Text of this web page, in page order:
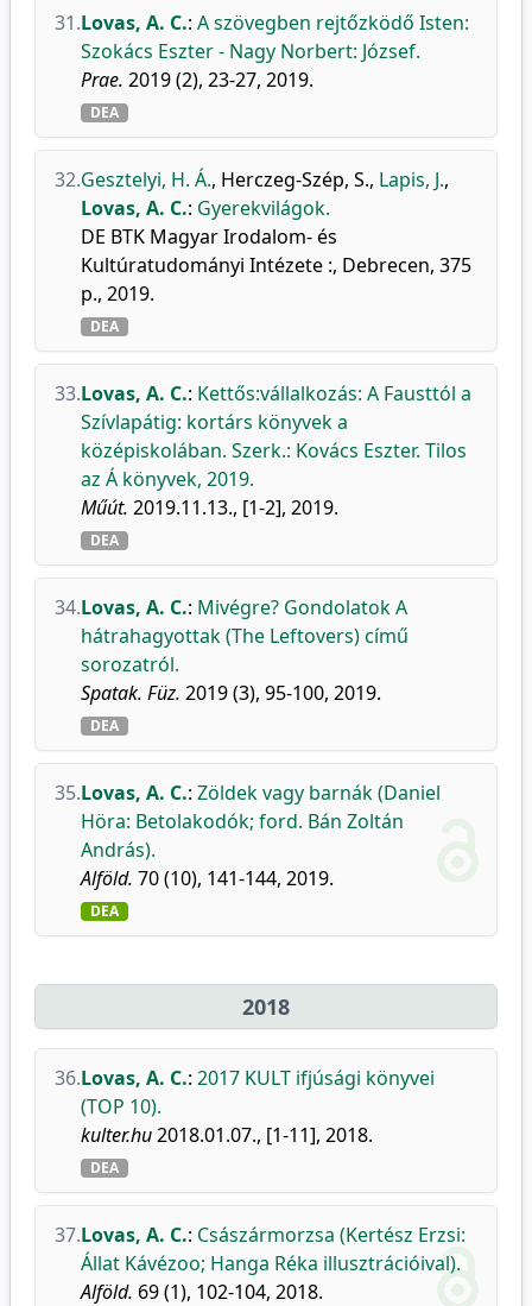
31.Lovas, A. C.: A szövegben rejtőzködő Isten:
Szokács Eszter - Nagy Norbert: József.
Prae. 2019 (2), 23-27, 2019.
DEA
32.Gesztelyi, H. Á., Herczeg-Szép, S., Lapis, J.,
Lovas, A. C.: Gyerekvilágok.
DE BTK Magyar Irodalom- és
Kultúratudományi Intézete :, Debrecen, 375
p., 2019.
DEA
33.Lovas, A. C.: Kettős:vállalkozás: A Fausttól a
Szívlapátig: kortárs könyvek a
középiskolában. Szerk.: Kovács Eszter. Tilos
az Á könyvek, 2019.
Műút. 2019.11.13., [1-2], 2019.
DEA
34.Lovas, A. C.: Mivégre? Gondolatok A
hátrahagyottak (The Leftovers) című
sorozatról.
Spatak. Füz. 2019 (3), 95-100, 2019.
DEA
35.Lovas, A. C.: Zöldek vagy barnák (Daniel
Höra: Betolakodók; ford. Bán Zoltán
András).
Alföld. 70 (10), 141-144, 2019.
DEA
2018
36.Lovas, A. C.: 2017 KULT ifjúsági könyvei
(TOP 10).
kulter.hu2018.01.07., [1-11], 2018.
DEA
37.Lovas, A. C.: Császármorzsa (Kertész Erzsi:
Állat Kávézoo; Hanga Réka illusztrációival).
Alföld. 69 (1), 102-104, 2018.